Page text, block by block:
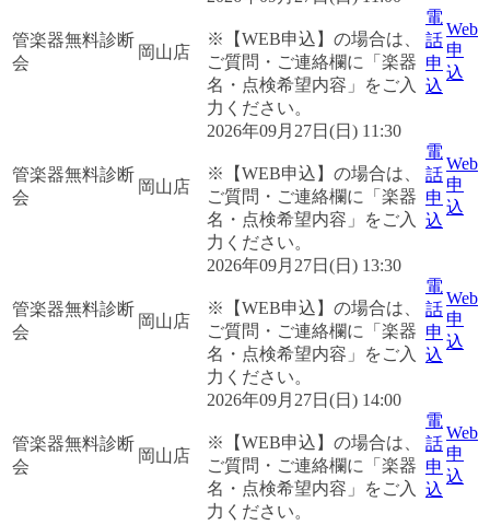
管楽器無料診断
会
岡山店
※【WEB申込】の場合は、
ご質問・ご連絡欄に「楽器
名・点検希望内容」をご入
力ください。
電
話
申
込
Web
申
込
管楽器無料診断
会
岡山店
2026年09月27日(日) 11:30
※【WEB申込】の場合は、
ご質問・ご連絡欄に「楽器
名・点検希望内容」をご入
力ください。
電
話
申
込
Web
申
込
管楽器無料診断
会
岡山店
2026年09月27日(日) 13:30
※【WEB申込】の場合は、
ご質問・ご連絡欄に「楽器
名・点検希望内容」をご入
力ください。
電
話
申
込
Web
申
込
管楽器無料診断
会
岡山店
2026年09月27日(日) 14:00
※【WEB申込】の場合は、
ご質問・ご連絡欄に「楽器
名・点検希望内容」をご入
力ください。
電
話
申
込
Web
申
込